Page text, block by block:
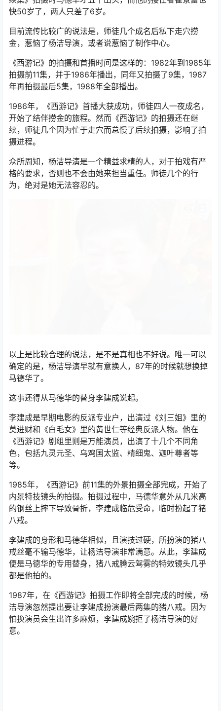
说闫怀礼年纪大还有点可信，马德华就算了吧。《西游记
续集》拍摄时马德华才五十出头，而他的接任者崔景富也
快50岁了，两人只差了6岁。
目前流传比较广的说法是，师徒几个成名后私下走穴捞
金，惹恼了杨洁导演，或者说惹恼了制作中心。
《西游记》的拍摄和首播时间是这样的：1982年到1985年
拍摄前11集，并于1986年播出，同年又拍摄了9集，1987
年再拍摄最后5集，1988年全部播出。
开始了结伴捞金的旅程。然而《西游记》的拍摄还在继
续，师徒几个因为忙于走穴而怠慢了后续拍摄，影响了拍
摄进程。
以上是比较合理的说法，是不是真相也不好说。唯一可以
确定的是，杨洁导演早就有意换人，87年的时候就想换掉
马德华了。
这事还得从马德华的替身李建成说起。
李建成是早期电影的反派专业户，出演过《刘三姐》里的
《西游记》剧组里则是万能演员，出演了十几个不同角
色，包括九灵元圣、乌鸡国太监、精细鬼、迦叶尊者等
等。
内景特技镜头的拍摄。拍摄过程中，马德华意外从几米高
的钢丝上摔下导致骨折，李建成临危受命，临时扮起了猪
八戒。
戒丝毫不输马德华，让杨洁导演非常满意。从此，李建成
便是马德华的专用替身，猪八戒腾云驾雾的特效镜头几乎
都是他拍的。